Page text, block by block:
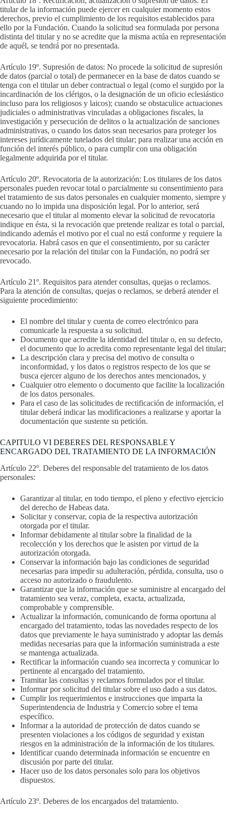
titular de la información puede ejercer en cualquier momento estos
derechos, previo el cumplimiento de los requisitos establecidos para
ello por la Fundación. Cuando la solicitud sea formulada por persona
distinta del titular y no se acredite que la misma actúa en representación
de aquél, se tendrá por no presentada.
Artículo 19º. Supresión de datos: No procede la solicitud de supresión
de datos (parcial o total) de permanecer en la base de datos cuando se
tenga con el titular un deber contractual o legal (como el surgido por la
incardinación de los clérigos, o la designación de un oficio eclesiástico
incluso para los religiosos y laicos); cuando se obstaculice actuaciones
judiciales o administrativas vinculadas a obligaciones fiscales, la
investigación y persecución de delitos o la actualización de sanciones
administrativas, o cuando los datos sean necesarios para proteger los
intereses jurídicamente tutelados del titular; para realizar una acción en
función del interés público, o para cumplir con una obligación
legalmente adquirida por el titular.
Artículo 20º. Revocatoria de la autorización: Los titulares de los datos
personales pueden revocar total o parcialmente su consentimiento para
el tratamiento de sus datos personales en cualquier momento, siempre y
cuando no lo impida una disposición legal. Por lo anterior, será
necesario que el titular al momento elevar la solicitud de revocatoria
indique en ésta, si la revocación que pretende realizar es total o parcial,
indicando además el motivo por el cual no está conforme y requiere la
revocatoria. Habrá casos en que el consentimiento, por su carácter
necesario por la relación del titular con la Fundación, no podrá ser
revocado.
Artículo 21º. Requisitos para atender consultas, quejas o reclamos.
Para la atención de consultas, quejas o reclamos, se deberá atender el
siguiente procedimiento:
El nombre del titular y cuenta de correo electrónico para
comunicarle la respuesta a su solicitud.
Documento que acredite la identidad del titular o, en su defecto,
el documento que lo acredita como representante legal del titular;
La descripción clara y precisa del motivo de consulta o
inconformidad, y los datos o registros respecto de los que se
busca ejercer alguno de los derechos antes mencionados, y
Cualquier otro elemento o documento que facilite la localización
de los datos personales.
Para el caso de las solicitudes de rectificación de información, el
titular deberá indicar las modificaciones a realizarse y aportar la
documentación que sustente su petición.
CAPITULO VI DEBERES DEL RESPONSABLE Y
ENCARGADO DEL TRATAMIENTO DE LA INFORMACIÓN
Artículo 22º. Deberes del responsable del tratamiento de los datos
personales:
Garantizar al titular, en todo tiempo, el pleno y efectivo ejercicio
del derecho de Habeas data.
Solicitar y conservar, copia de la respectiva autorización
otorgada por el titular.
Informar debidamente al titular sobre la finalidad de la
recolección y los derechos que le asisten por virtud de la
autorización otorgada.
Conservar la información bajo las condiciones de seguridad
necesarias para impedir su adulteración, pérdida, consulta, uso o
acceso no autorizado o fraudulento.
Garantizar que la información que se suministre al encargado del
tratamiento sea veraz, completa, exacta, actualizada,
comprobable y comprensible.
Actualizar la información, comunicando de forma oportuna al
encargado del tratamiento, todas las novedades respecto de los
datos que previamente le haya suministrado y adoptar las demás
medidas necesarias para que la información suministrada a este
se mantenga actualizada.
Rectificar la información cuando sea incorrecta y comunicar lo
pertinente al encargado del tratamiento.
Tramitar las consultas y reclamos formulados por el titular.
Informar por solicitud del titular sobre el uso dado a sus datos.
Cumplir los requerimientos e instrucciones que imparta la
Superintendencia de Industria y Comercio sobre el tema
específico.
Informar a la autoridad de protección de datos cuando se
presenten violaciones a los códigos de seguridad y existan
riesgos en la administración de la información de los titulares.
Identificar cuando determinada información se encuentre en
discusión por parte del titular.
Hacer uso de los datos personales solo para los objetivos
dispuestos.
Artículo 23º. Deberes de los encargados del tratamiento.